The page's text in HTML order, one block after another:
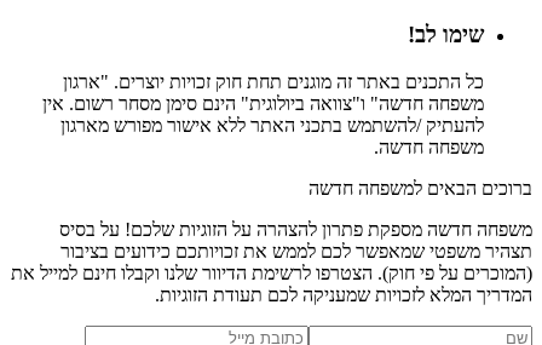
שימו לב!
כל התכנים באתר זה מוגנים תחת חוק זכויות יוצרים. "ארגון
משפחה חדשה" ו"צוואה ביולוגית" הינם סימן מסחר רשום. אין
להעתיק /להשתמש בתכני האתר ללא אישור מפורש מארגון
משפחה חדשה.
ברוכים הבאים למשפחה חדשה
משפחה חדשה מספקת פתרון להצהרה על הזוגיות שלכם! על בסיס
תצהיר משפטי שמאפשר לכם לממש את זכויותכם כידועים בציבור
(המוכרים על פי חוק). הצטרפו לרשימת הדיוור שלנו וקבלו חינם למייל את
המדריך המלא לזכויות שמעניקה לכם תעודת הזוגיות.